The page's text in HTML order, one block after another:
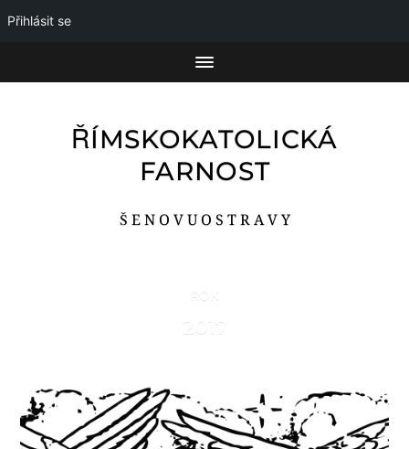
Přihlásit se
ŘÍMSKOKATOLICKÁ
FARNOST
Š E N O V U O S T R A V Y
ROK
2017